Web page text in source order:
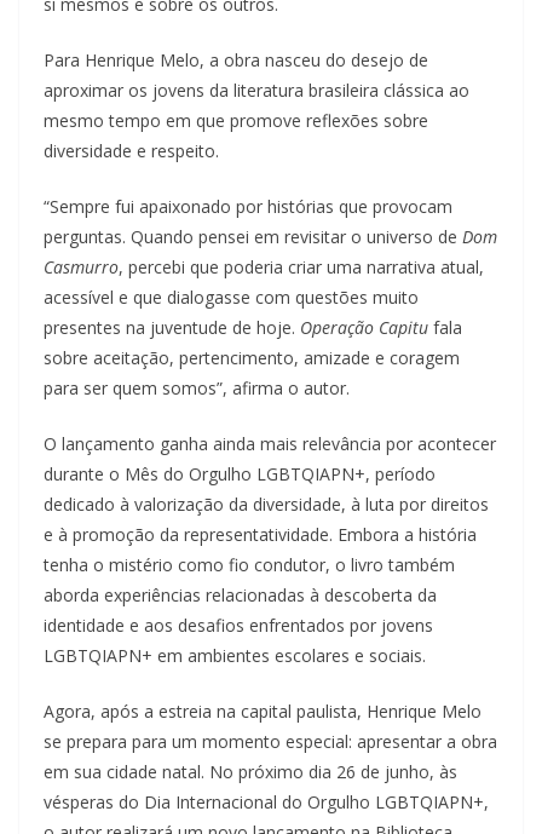
si mesmos e sobre os outros.
Para Henrique Melo, a obra nasceu do desejo de
aproximar os jovens da literatura brasileira clássica ao
mesmo tempo em que promove reflexões sobre
diversidade e respeito.
“Sempre fui apaixonado por histórias que provocam
perguntas. Quando pensei em revisitar o universo de Dom
Casmurro, percebi que poderia criar uma narrativa atual,
acessível e que dialogasse com questões muito
presentes na juventude de hoje. Operação Capitu fala
sobre aceitação, pertencimento, amizade e coragem
para ser quem somos”, afirma o autor.
O lançamento ganha ainda mais relevância por acontecer
durante o Mês do Orgulho LGBTQIAPN+, período
dedicado à valorização da diversidade, à luta por direitos
e à promoção da representatividade. Embora a história
tenha o mistério como fio condutor, o livro também
aborda experiências relacionadas à descoberta da
identidade e aos desafios enfrentados por jovens
LGBTQIAPN+ em ambientes escolares e sociais.
Agora, após a estreia na capital paulista, Henrique Melo
se prepara para um momento especial: apresentar a obra
em sua cidade natal. No próximo dia 26 de junho, às
vésperas do Dia Internacional do Orgulho LGBTQIAPN+,